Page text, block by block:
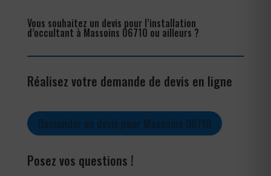
Vous souhaitez un devis pour l’installation
d’occultant à Massoins 06710 ou ailleurs ?
Réalisez votre demande de devis en ligne
Posez vos questions !